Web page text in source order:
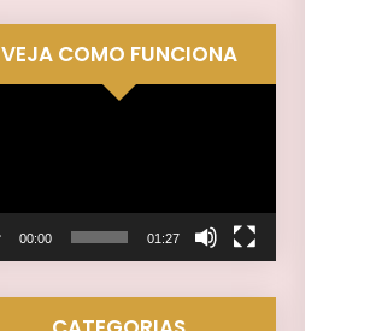
VEJA COMO FUNCIONA
00:00 01:27